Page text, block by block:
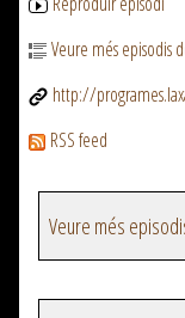
Veure més episodis
http://
RSS feed